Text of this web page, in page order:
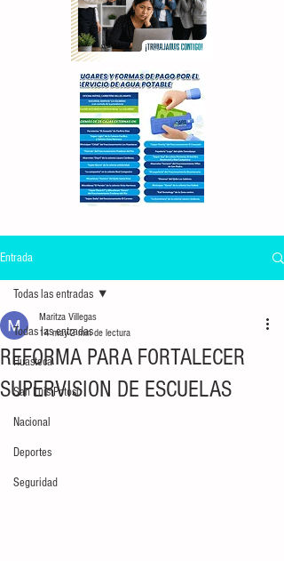
Entrada
Todas las entradas
Huasteca
San Luis Potosí
Nacional
Deportes
Seguridad
Todas las entradas
REFORMA PARA FORTALECER
SUPERVISION DE ESCUELAS
Maritza Villegas
14 may2 min de lectura